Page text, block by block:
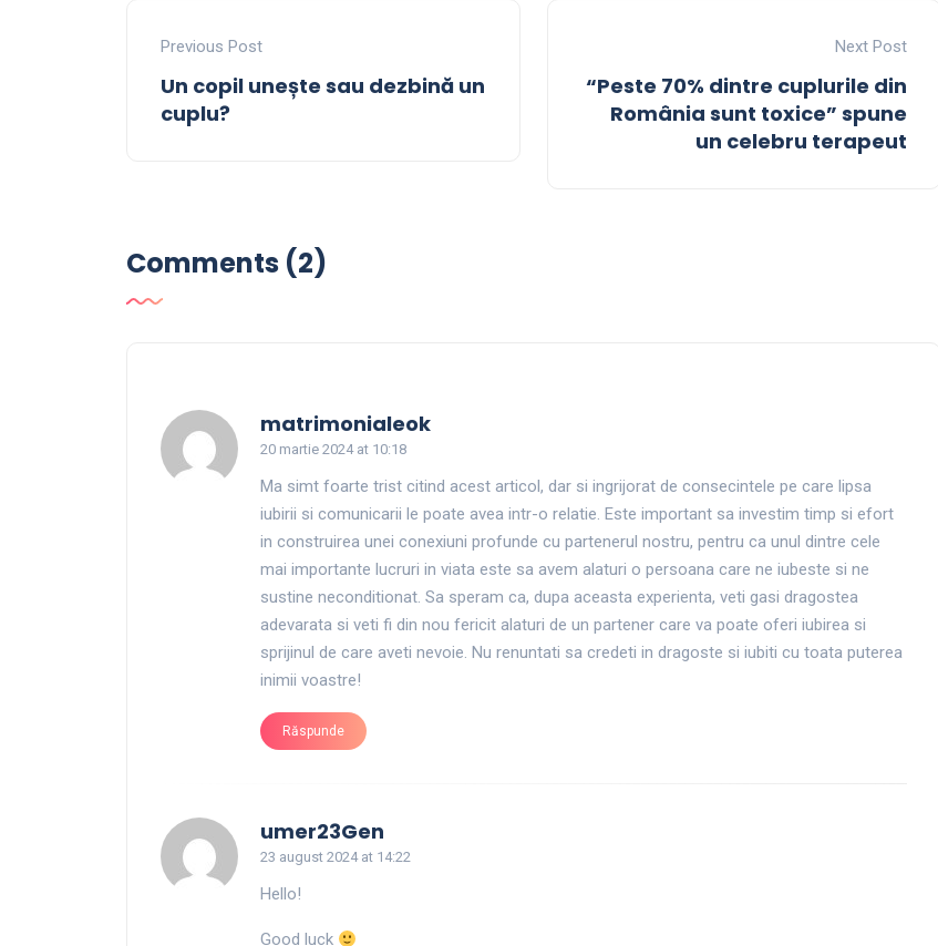
Previous Post
Un copil unește sau dezbină un
cuplu?
Next Post
“Peste 70% dintre cuplurile din
România sunt toxice” spune
un celebru terapeut
Comments (2)
matrimonialeoksays:
20 martie 2024 at 10:18
Ma simt foarte trist citind acest articol, dar si ingrijorat de consecintele pe care lipsa
iubirii si comunicarii le poate avea intr-o relatie. Este important sa investim timp si efort
in construirea unei conexiuni profunde cu partenerul nostru, pentru ca unul dintre cele
mai importante lucruri in viata este sa avem alaturi o persoana care ne iubeste si ne
sustine neconditionat. Sa speram ca, dupa aceasta experienta, veti gasi dragostea
adevarata si veti fi din nou fericit alaturi de un partener care va poate oferi iubirea si
sprijinul de care aveti nevoie. Nu renuntati sa credeti in dragoste si iubiti cu toata puterea
inimii voastre!
Răspunde
umer23Gen
23 august 2024 at 14:22
Hello!
Good luck